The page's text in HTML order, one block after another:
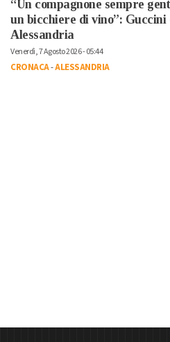
“Un compagnone sempre
un bicchiere di vino”: Guccini
Alessandria
Venerdì, 7 Agosto 2026 - 05:44
CRONACA-ALESSANDRIA